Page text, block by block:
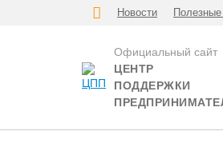
Новости
Официальный сайт
ЦЕНТР
ПОДДЕРЖКИ